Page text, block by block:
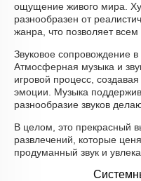
ощущение живого мира.
разнообразен от
жанра, что позволяет
Звуковое сопровождение
Атмосферная музыка и
игровой процесс,
эмоции. Музыка
разнообразие звуков
В целом, это прекрасный
развлечений, которые
продуманный звук и